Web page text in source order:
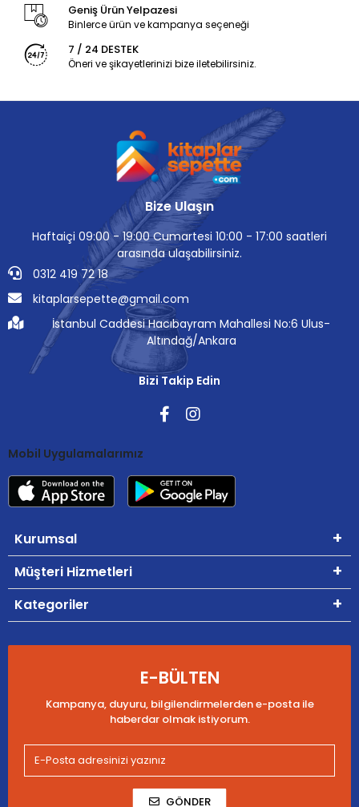
Geniş Ürün Yelpazesi
Binlerce ürün ve kampanya seçeneği
7 / 24 DESTEK
Öneri ve şikayetlerinizi bize iletebilirsiniz.
Bize Ulaşın
Haftaiçi 09:00 - 19:00 Cumartesi 10:00 - 17:00 saatleri
arasında ulaşabilirsiniz.
0312 419 72 18
kitaplarsepette@gmail.com
İstanbul Caddesi Hacıbayram Mahallesi No:6 Ulus-
Altındağ/Ankara
Bizi Takip Edin
Mobil Uygulamalarımız
Kurumsal
Müşteri Hizmetleri
Kategoriler
E-BÜLTEN
Kampanya, duyuru, bilgilendirmelerden e-posta ile
haberdar olmak istiyorum.
GÖNDER